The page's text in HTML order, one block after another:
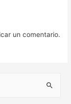
un comentario.